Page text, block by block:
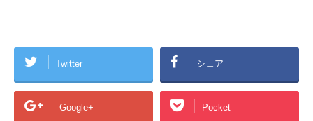
Twitter シェア
Google+ Pocket